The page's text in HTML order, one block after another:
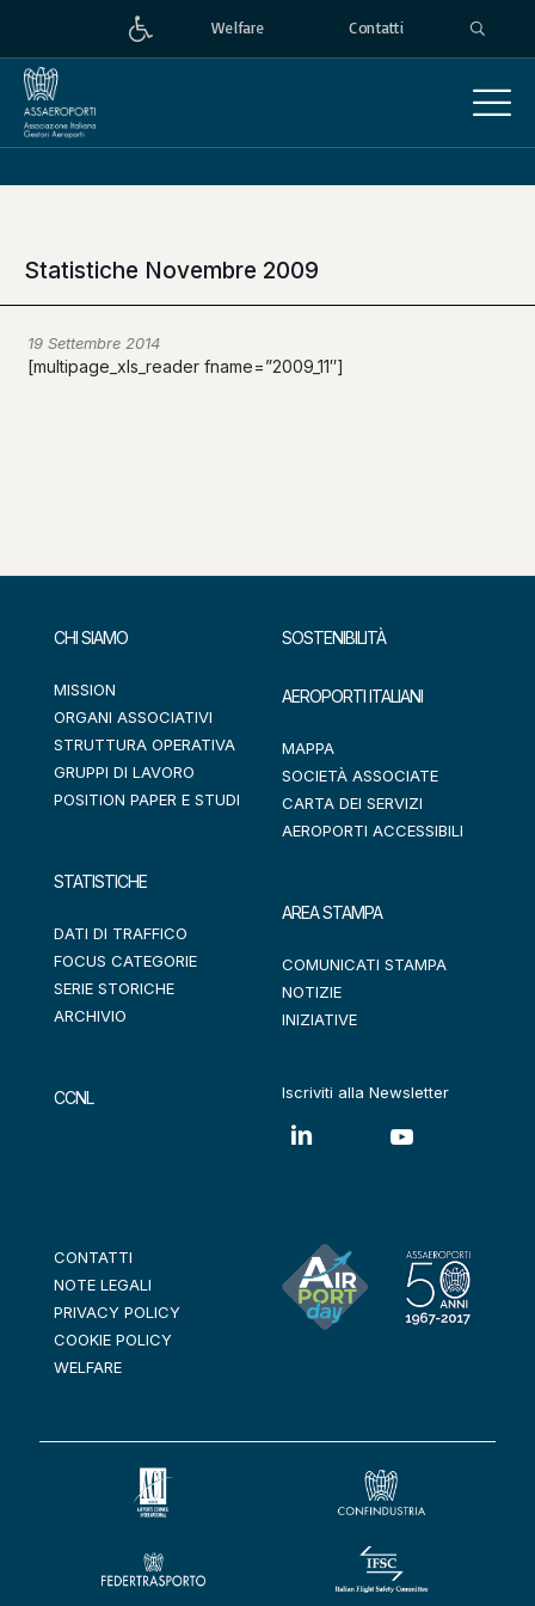
Welfare Contatti
Statistiche Novembre 2009
19 Settembre 2014
[multipage_xls_reader fname=”2009_11″]
CHI SIAMO
MISSION
ORGANI ASSOCIATIVI
STRUTTURA OPERATIVA
GRUPPI DI LAVORO
POSITION PAPER E STUDI
STATISTICHE
DATI DI TRAFFICO
FOCUS CATEGORIE
SERIE STORICHE
ARCHIVIO
CCNL
SOSTENIBILITÀ
AEROPORTI ITALIANI
MAPPA
SOCIETÀ ASSOCIATE
CARTA DEI SERVIZI
AEROPORTI ACCESSIBILI
AREA STAMPA
COMUNICATI STAMPA
NOTIZIE
INIZIATIVE
Iscriviti alla Newsletter
CONTATTI
NOTE LEGALI
PRIVACY POLICY
COOKIE POLICY
WELFARE